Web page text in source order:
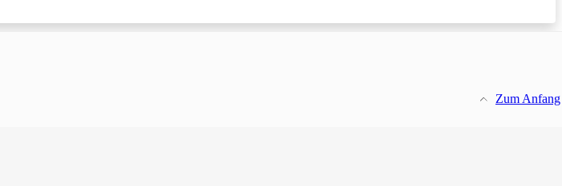
Zum Anfang